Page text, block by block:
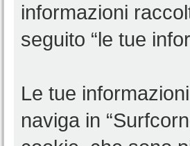
informazioni
seguito “le tue
Le tue
naviga in